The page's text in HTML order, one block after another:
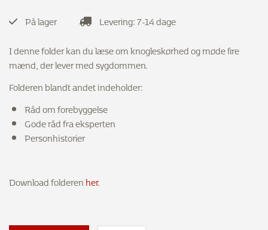
På lager
Levering: 7-14 dage
I denne folder kan du læse om knogleskørhed og møde fire
mænd, der lever med sygdommen.
Folderen blandt andet indeholder:
Råd om forebyggelse
Gode råd fra eksperten
Personhistorier
Download folderenher.